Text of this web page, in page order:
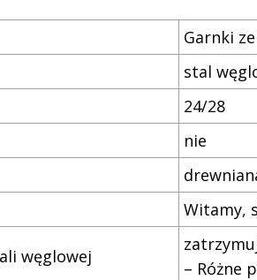
Garnki
stal
24/28
nie
Witamy,
węglowej
– Różne